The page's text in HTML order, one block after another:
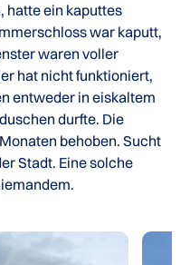
hatte ein kaputtes
war kaputt,
waren voller
hat nicht funktioniert,
entweder in eiskaltem
durfte. Die
behoben. Sucht
Stadt. Eine solche